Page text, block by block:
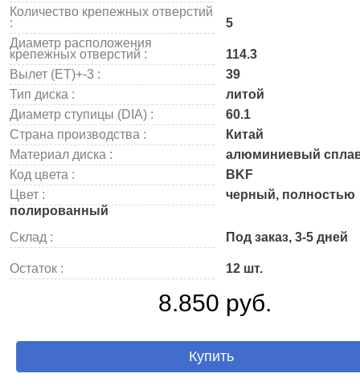
Количество крепежных отверстий
:
5
Диаметр расположения
крепежных отверстий :
114.3
Вылет (ET)+-3 :
39
Тип диска :
литой
Диаметр ступицы (DIA) :
60.1
Страна производства :
Китай
Материал диска :
алюминиевый
Код цвета :
BKF
Цвет :
черный, полностью
полированный
Склад :
Под заказ, 3-5 дней
Остаток : 12 шт.
8.850 руб.
Купить